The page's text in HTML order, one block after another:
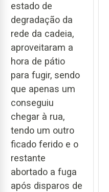
estado de
degradação da
rede da cadeia,
aproveitaram a
hora de pátio
para fugir, sendo
que apenas um
conseguiu
chegar à rua,
tendo um outro
ficado ferido e o
restante
abortado a fuga
após disparos de